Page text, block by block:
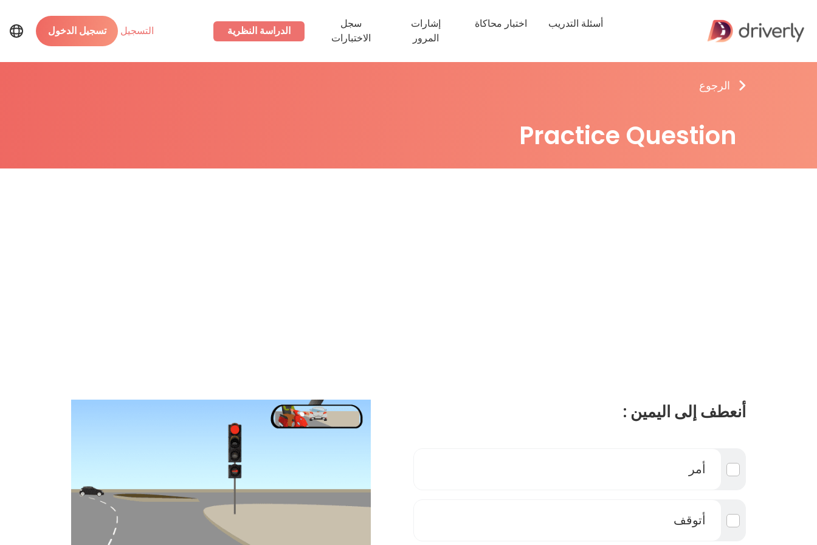
أسئلة التدريب اختبار محاكاة
إشارات
المرور
سجل
الاختبارات
الدراسة النظرية التسجيل تسجيل الدخول
الرجوع
Practice Question
أنعطف إلى اليمين :
أمر
أتوقف